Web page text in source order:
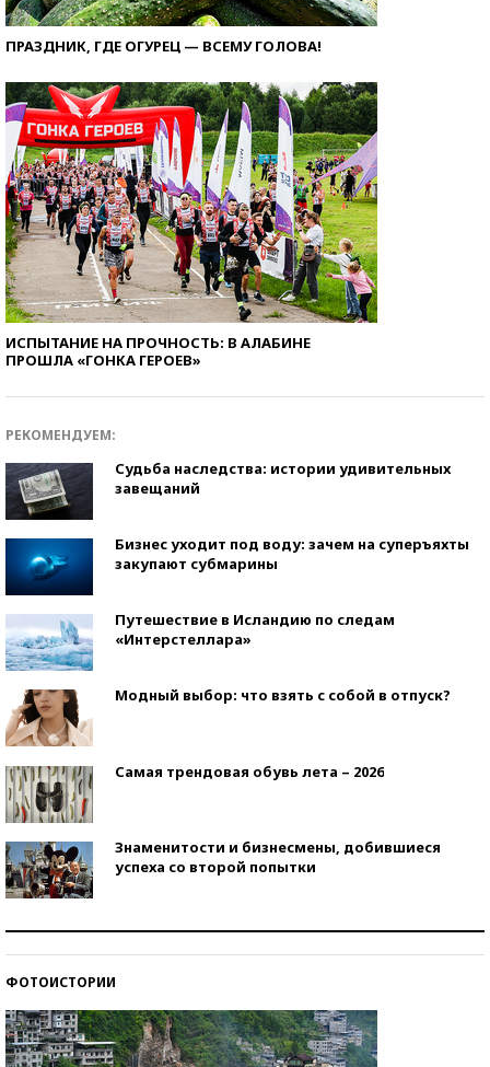
ПРАЗДНИК, ГДЕ ОГУРЕЦ — ВСЕМУ ГОЛОВА!
ИСПЫТАНИЕ НА ПРОЧНОСТЬ: В АЛАБИНЕ
ПРОШЛА «ГОНКА ГЕРОЕВ»
РЕКОМЕНДУЕМ:
Судьба наследства: истории удивительных
завещаний
Бизнес уходит под воду: зачем на суперъяхты
закупают субмарины
Путешествие в Исландию по следам
«Интерстеллара»
Модный выбор: что взять с собой в отпуск?
Самая трендовая обувь лета – 2026
Знаменитости и бизнесмены, добившиеся
успеха со второй попытки
ФОТОИСТОРИИ